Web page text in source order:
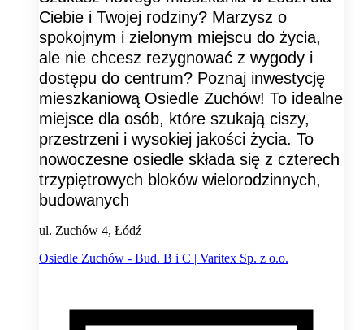
Ciebie i Twojej rodziny? Marzysz o
spokojnym i zielonym miejscu do życia,
ale nie chcesz rezygnować z wygody i
dostępu do centrum? Poznaj inwestycję
mieszkaniową Osiedle Zuchów! To idealne
miejsce dla osób, które szukają ciszy,
przestrzeni i wysokiej jakości życia. To
nowoczesne osiedle składa się z czterech
trzypiętrowych bloków wielorodzinnych,
budowanych
ul. Zuchów 4, Łódź
Osiedle Zuchów - Bud. B i C | Varitex Sp. z o.o.